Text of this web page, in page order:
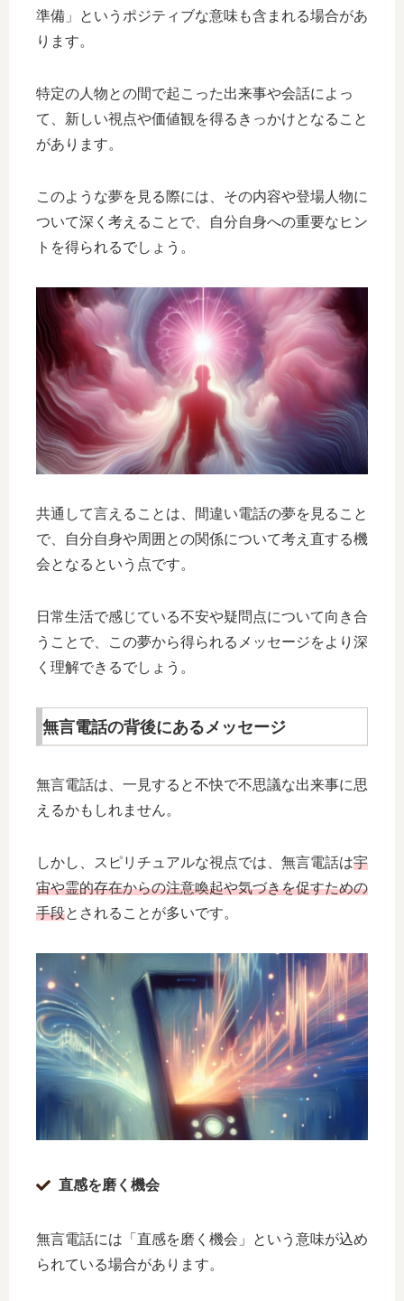
準備」というポジティブな意味も含まれる場合があ
ります。
特定の人物との間で起こった出来事や会話によっ
て、新しい視点や価値観を得るきっかけとなること
があります。
このような夢を見る際には、その内容や登場人物に
ついて深く考えることで、自分自身への重要なヒン
トを得られるでしょう。
共通して言えることは、間違い電話の夢を見ること
で、自分自身や周囲との関係について考え直する機
会となるという点です。
日常生活で感じている不安や疑問点について向き合
うことで、この夢から得られるメッセージをより深
く理解できるでしょう。
無言電話の背後にあるメッセージ
無言電話は、一見すると不快で不思議な出来事に思
えるかもしれません。
しかし、スピリチュアルな視点では、無言電話は宇
宙や霊的存在からの注意喚起や気づきを促すための
手段とされることが多いです。
直感を磨く機会
無言電話には「直感を磨く機会」という意味が込め
られている場合があります。